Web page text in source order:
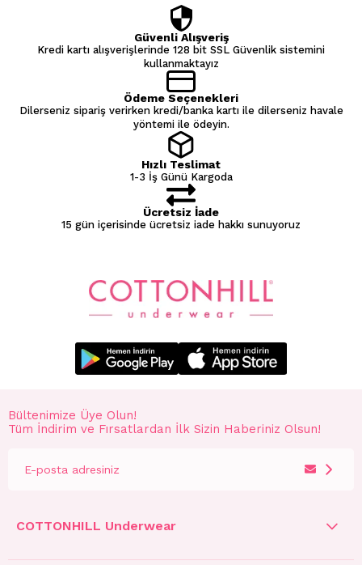
Güvenli Alışveriş
Kredi kartı alışverişlerinde 128 bit SSL Güvenlik sistemini
kullanmaktayız
Ödeme Seçenekleri
Dilerseniz sipariş verirken kredi/banka kartı ile dilerseniz havale
yöntemi ile ödeyin.
Hızlı Teslimat
1-3 İş Günü Kargoda
Ücretsiz İade
15 gün içerisinde ücretsiz iade hakkı sunuyoruz
Bültenimize Üye Olun!
Tüm İndirim ve Fırsatlardan İlk Sizin Haberiniz Olsun!
COTTONHILL Underwear